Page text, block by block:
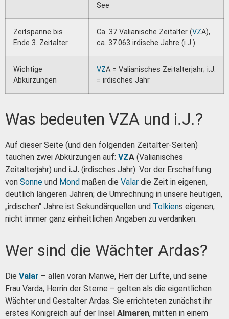
See
Zeitspanne bis
Ende 3. Zeitalter
Ca. 37 Valianische Zeitalter (VZA),
ca. 37.063 irdische Jahre (i.J.)
Wichtige
Abkürzungen
VZA = Valianisches Zeitalterjahr; i.J.
= irdisches Jahr
Was bedeuten VZA und i.J.?
Auf dieser Seite (und den folgenden Zeitalter-Seiten)
tauchen zwei Abkürzungen auf: VZA (Valianisches
Zeitalterjahr) und i.J. (irdisches Jahr). Vor der Erschaffung
von Sonne und Mond maßen die Valar die Zeit in eigenen,
deutlich längeren Jahren; die Umrechnung in unsere heutigen,
„irdischen“ Jahre ist Sekundärquellen und Tolkiens eigenen,
nicht immer ganz einheitlichen Angaben zu verdanken.
Wer sind die Wächter Ardas?
Die Valar – allen voran Manwë, Herr der Lüfte, und seine
Frau Varda, Herrin der Sterne – gelten als die eigentlichen
Wächter und Gestalter Ardas. Sie errichteten zunächst ihr
erstes Königreich auf der Insel Almaren, mitten in einem